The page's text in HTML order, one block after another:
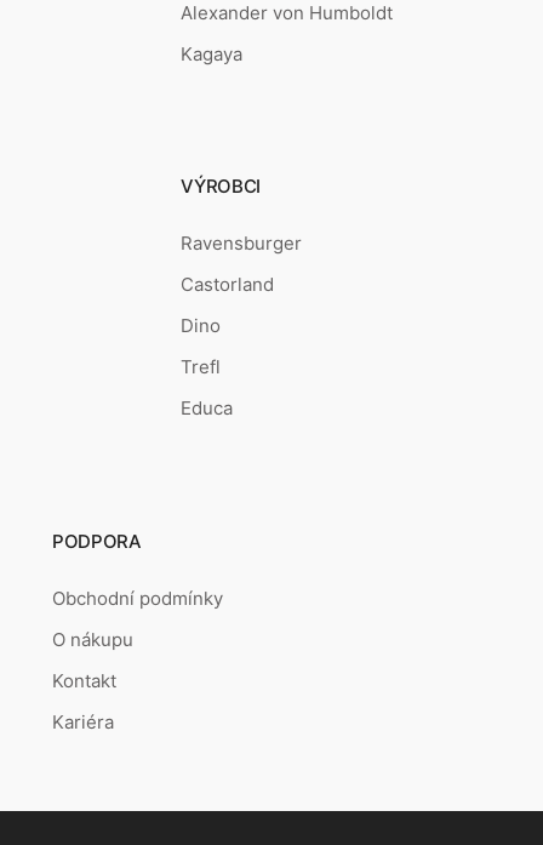
Alexander von Humboldt
Kagaya
VÝROBCI
Ravensburger
Castorland
Dino
Trefl
Educa
PODPORA
Obchodní podmínky
O nákupu
Kontakt
Kariéra